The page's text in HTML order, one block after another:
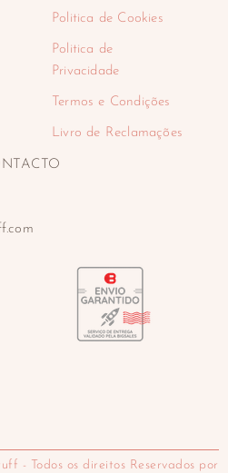
Politica de Cookies
Politica de
Privacidade
Termos e Condições
Livro de Reclamações
- Todos os direitos Reservados por